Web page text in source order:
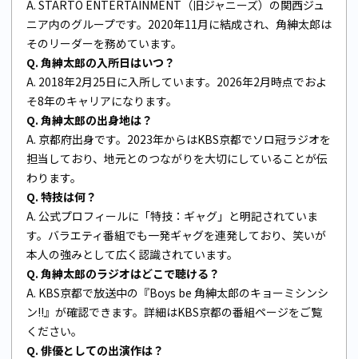
A. STARTO ENTERTAINMENT（旧ジャニーズ）の関西ジュ
ニア内のグループです。2020年11月に結成され、角紳太郎は
そのリーダーを務めています。
Q. 角紳太郎の入所日はいつ？
A. 2018年2月25日に入所しています。2026年2月時点でおよ
そ8年のキャリアになります。
Q. 角紳太郎の出身地は？
A. 京都府出身です。2023年からはKBS京都でソロ冠ラジオを
担当しており、地元とのつながりを大切にしていることが伝
わります。
Q. 特技は何？
A. 公式プロフィールに「特技：ギャグ」と明記されていま
す。バラエティ番組でも一発ギャグを連発しており、笑いが
本人の強みとして広く認識されています。
Q. 角紳太郎のラジオはどこで聴ける？
A. KBS京都で放送中の『Boys be 角紳太郎のキョーミシンシ
ン!!』が確認できます。詳細はKBS京都の番組ページをご覧
ください。
Q. 俳優としての出演作は？